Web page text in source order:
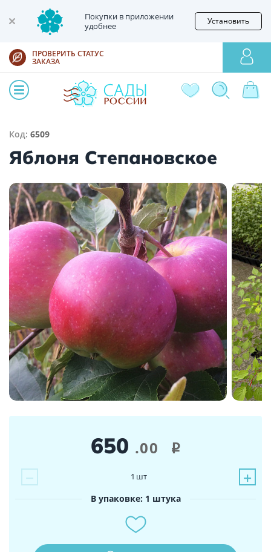
Покупки в приложении
удобнее
Установить
ПРОВЕРИТЬ СТАТУС
ЗАКАЗА
Код: 6509
Яблоня Степановское
650 .00 i
− +
1 шт
В упаковке: 1 штука